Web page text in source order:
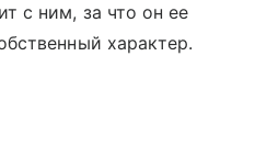
с ним, за что он ее
характер.